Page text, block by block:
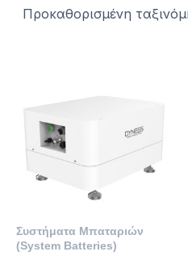
Συστήματα Μπαταριών
(System Batteries)